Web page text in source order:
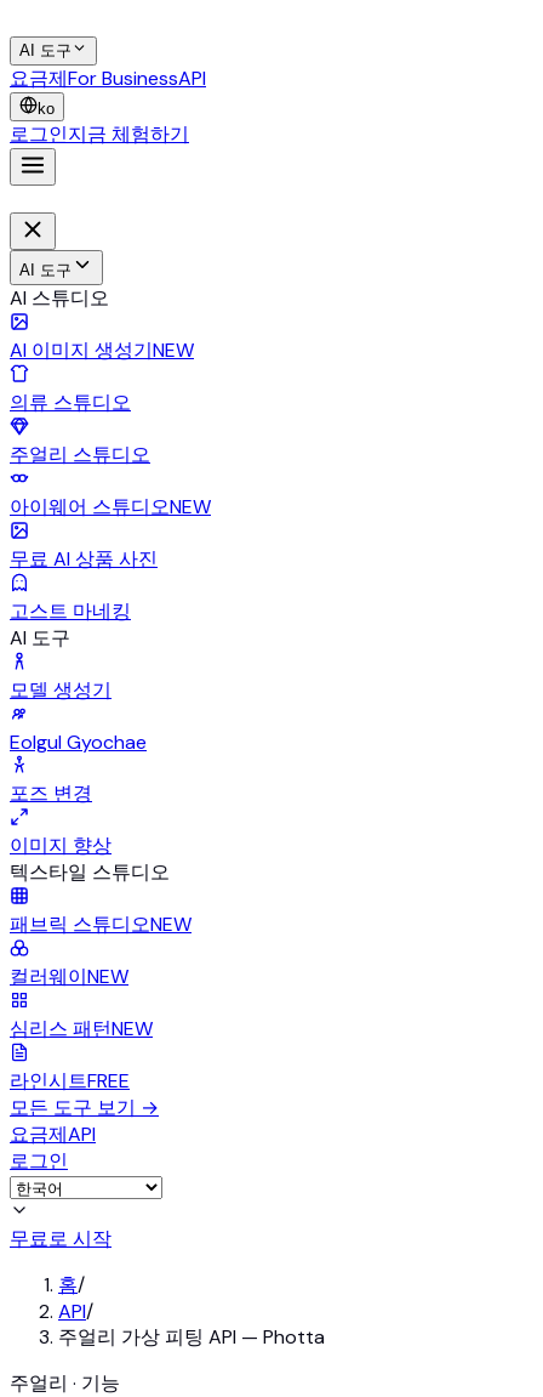
AI 도구
요금제For BusinessAPI
ko
로그인지금 체험하기
AI 도구
AI 스튜디오
AI 이미지 생성기NEW
의류 스튜디오
주얼리 스튜디오
아이웨어 스튜디오NEW
무료 AI 상품 사진
고스트 마네킹
AI 도구
모델 생성기
Eolgul Gyochae
포즈 변경
이미지 향상
텍스타일 스튜디오
패브릭 스튜디오NEW
컬러웨이NEW
심리스 패턴NEW
라인시트FREE
모든 도구 보기 →
요금제API
로그인
무료로 시작
홈/
API/
주얼리 가상 피팅 API — Photta
주얼리 · 기능